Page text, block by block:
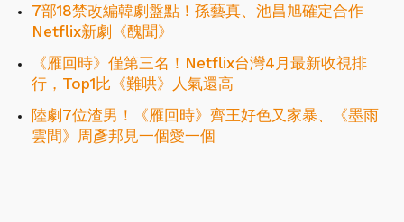
7部18禁改編韓劇盤點！孫藝真、池昌旭確定合作
Netflix新劇《醜聞》
《雁回時》僅第三名！Netflix台灣4月最新收視排
行，Top1比《難哄》人氣還高
陸劇7位渣男！《雁回時》齊王好色又家暴、《墨雨
雲間》周彥邦見一個愛一個